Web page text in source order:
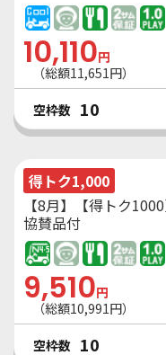
10,110円
（総額11,651円）
空枠数 10
得トク1,000
【8月】【得トク
協賛品付
9,510円
（総額10,991円）
空枠数 10